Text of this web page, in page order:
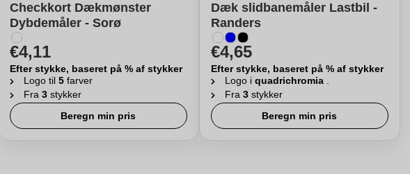
Checkkort Dækmønster
Dybdemåler - Sorø
€4,11
Efter stykke, baseret på % af stykker
Logo til 5 farver
Fra 3 stykker
Beregn min pris
Dæk slidbanemåler Lastbil -
Randers
€4,65
Efter stykke, baseret på % af stykker
Logo i quadrichromia .
Fra 3 stykker
Beregn min pris